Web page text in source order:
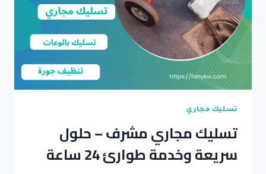
تسليك مجاري
تسليك مجاري مشرف – حلول
سريعة وخدمة طوارئ 24 ساعة